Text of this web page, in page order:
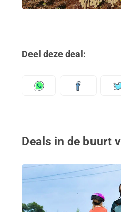
Deel deze deal:
Deals in de buurt